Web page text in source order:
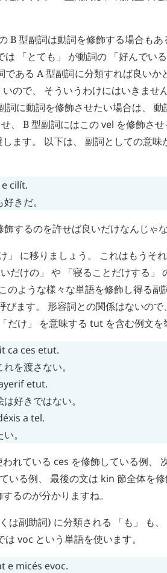
B 型副詞は動詞を修飾する場合も
は 「とても」 が動詞の 「好んでい
である A 型副詞に分類すれば良いか
ので、 そういうわけにはいきませ
詞に動詞を修飾させたい場合は、
、 B 型副詞にはこのvel を修飾さ
ます。 以下は、 副詞としての意
e cilít.
きだ。
飾するのを許せば良いだけなんじゃ
」 に移りましょう。 これはもうそ
だけの」 や 「寝ることだけする」
のような様々な単語を修飾し得る
びます。 形容詞との関係はないの
だけ」 を意味する tut を含む例文
ca ces etut.
を渡さない。
etut.
好きではない。
a tel.
。
れている ces を修飾している例、
いる例、 最後の文は kin 節全体を
るのが分かりますね。
は副助詞) に分類される 「も」 も
は voc という単語を使います。
e micés evoc.